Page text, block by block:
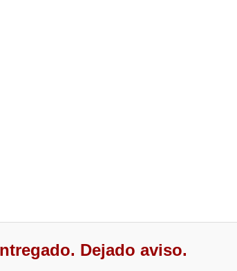
Dejado aviso.